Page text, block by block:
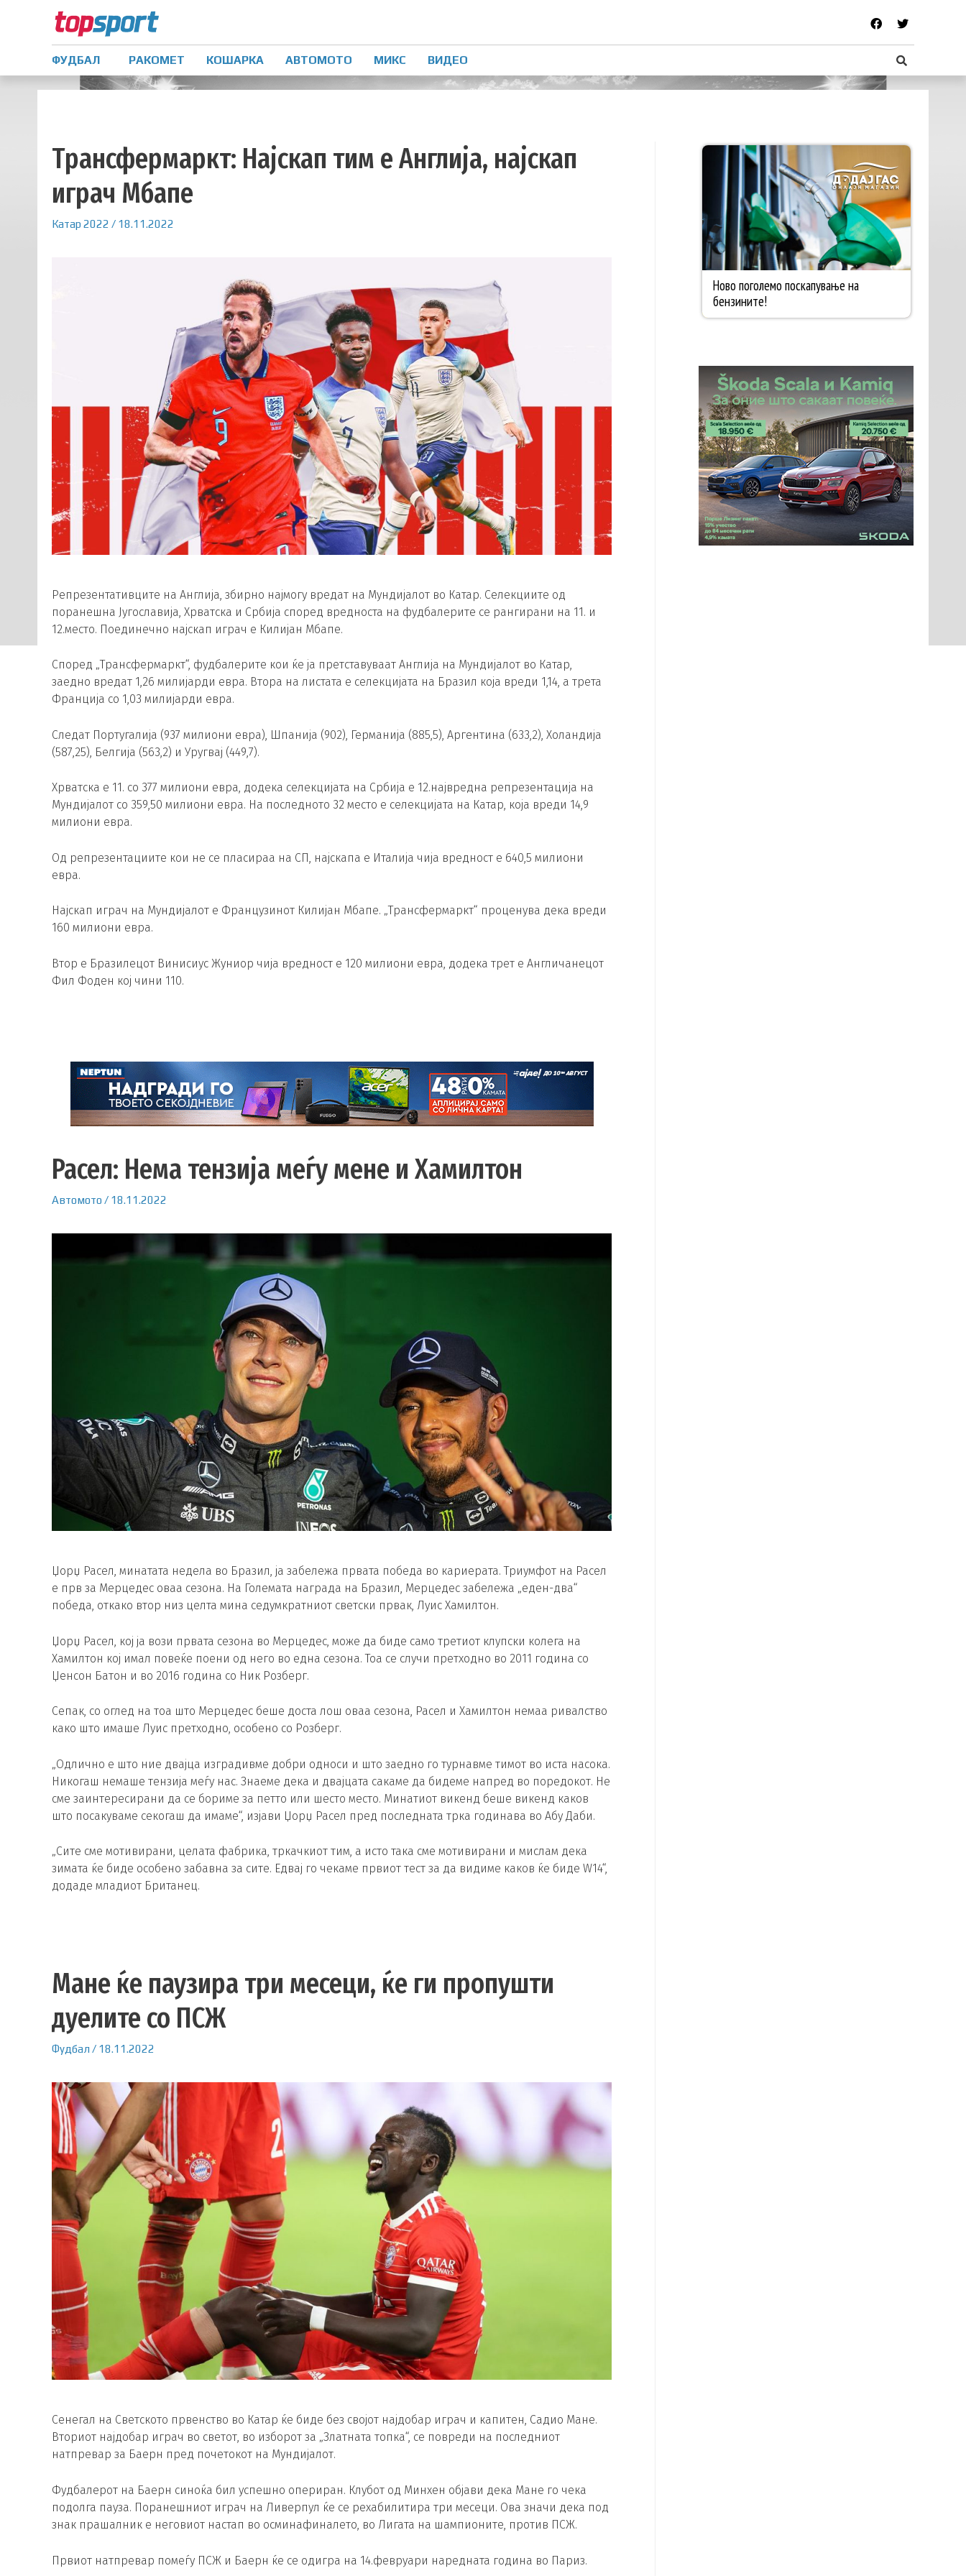
ФУДБАЛ РАКОМЕТ КОШАРКА АВТОМОТО МИКС ВИДЕО
Трансфермаркт: Најскап тим е Англија, најскап
играч Мбапе
Катар 2022 / 18.11.2022
Репрезентативците на Англија, збирно најмогу вредат на Мундијалот во Катар. Селекциите од
поранешна Југославија, Хрватска и Србија според вредноста на фудбалерите се рангирани на 11. и
12.место. Поединечно најскап играч е Килијан Мбапе.
Според „Трансфермаркт“, фудбалерите кои ќе ја претставуваат Англија на Мундијалот во Катар,
заедно вредат 1,26 милијарди евра. Втора на листата е селекцијата на Бразил која вреди 1,14, а трета
Франција со 1,03 милијарди евра.
Следат Португалија (937 милиони евра), Шпанија (902), Германија (885,5), Аргентина (633,2), Холандија
(587,25), Белгија (563,2) и Уругвај (449,7).
Хрватска е 11. со 377 милиони евра, додека селекцијата на Србија е 12.највредна репрезентација на
Мундијалот со 359,50 милиони евра. На последното 32 место е селекцијата на Катар, која вреди 14,9
милиони евра.
Од репрезентациите кои не се пласираа на СП, најскапа е Италија чија вредност е 640,5 милиони
евра.
Најскап играч на Мундијалот е Французинот Килијан Мбапе. „Трансфермаркт“ проценува дека вреди
160 милиони евра.
Втор е Бразилецот Винисиус Жуниор чија вредност е 120 милиони евра, додека трет е Англичанецот
Фил Фоден кој чини 110.
Расел: Нема тензија меѓу мене и Хамилтон
Автомото / 18.11.2022
Џорџ Расел, минатата недела во Бразил, ја забележа првата победа во кариерата. Триумфот на Расел
е прв за Мерцедес оваа сезона. На Големата награда на Бразил, Мерцедес забележа „еден-два“
победа, откако втор низ целта мина седумкратниот светски првак, Луис Хамилтон.
Џорџ Расел, кој ја вози првата сезона во Мерцедес, може да биде само третиот клупски колега на
Хамилтон кој имал повеќе поени од него во една сезона. Тоа се случи претходно во 2011 година со
Џенсон Батон и во 2016 година со Ник Розберг.
Сепак, со оглед на тоа што Мерцедес беше доста лош оваа сезона, Расел и Хамилтон немаа ривалство
како што имаше Луис претходно, особено со Розберг.
„Одлично е што ние двајца изградивме добри односи и што заедно го турнавме тимот во иста насока.
Никогаш немаше тензија меѓу нас. Знаеме дека и двајцата сакаме да бидеме напред во поредокот. Не
сме заинтересирани да се бориме за петто или шесто место. Минатиот викенд беше викенд каков
што посакуваме секогаш да имаме“, изјави Џорџ Расел пред последната трка годинава во Абу Даби.
„Сите сме мотивирани, целата фабрика, тркачкиот тим, а исто така сме мотивирани и мислам дека
зимата ќе биде особено забавна за сите. Едвај го чекаме првиот тест за да видиме каков ќе биде W14“,
додаде младиот Британец.
Мане ќе паузира три месеци, ќе ги пропушти
дуелите со ПСЖ
Фудбал / 18.11.2022
Сенегал на Светското првенство во Катар ќе биде без својот најдобар играч и капитен, Садио Мане.
Вториот најдобар играч во светот, во изборот за „Златната топка“, се повреди на последниот
натпревар за Баерн пред почетокот на Мундијалот.
Фудбалерот на Баерн синоќа бил успешно опериран. Клубот од Минхен објави дека Мане го чека
подолга пауза. Поранешниот играч на Ливерпул ќе се рехабилитира три месеци. Ова значи дека под
знак прашалник е неговиот настап во осминафиналето, во Лигата на шампионите, против ПСЖ.
Првиот натпревар помеѓу ПСЖ и Баерн ќе се одигра на 14.февруари наредната година во Париз.